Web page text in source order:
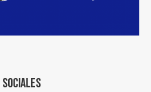
sociales